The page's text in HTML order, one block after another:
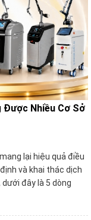
Được Nhiều Cơ Sở
lại hiệu quả điều
và khai thác dịch
đây là 5 dòng